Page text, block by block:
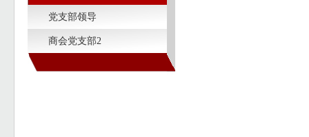
党支部领导
商会党支部2